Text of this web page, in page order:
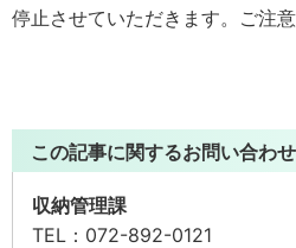
停止させていただきます。ご注意
この記事に関するお問い合わせ
収納管理課
TEL： 072-892-0121